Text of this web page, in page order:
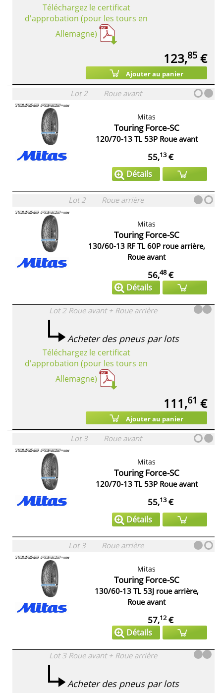
Téléchargez le certificat
d'approbation (pour les tours en
Allemagne)
123,85 €
Ajouter au panier
Lot 2 Roue avant
Mitas
Touring Force-SC
120/70-13 TL 53P Roue avant
55,13€
Détails
Lot 2 Roue arrière
Mitas
Touring Force-SC
130/60-13 RF TL 60P roue arrière,
Roue avant
56,48€
Détails
Lot 2 Roue avant + Roue arrière
Acheter des pneus par lots
Téléchargez le certificat
d'approbation (pour les tours en
Allemagne)
111,61 €
Ajouter au panier
Lot 3 Roue avant
Mitas
Touring Force-SC
120/70-13 TL 53P Roue avant
55,13€
Détails
Lot 3 Roue arrière
Mitas
Touring Force-SC
130/60-13 TL 53J roue arrière,
Roue avant
57,12€
Détails
Lot 3 Roue avant + Roue arrière
Acheter des pneus par lots